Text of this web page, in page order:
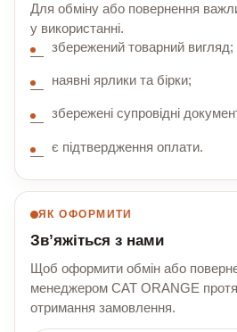
Для обміну або повернення
у використанні.
збережений товарний вигляд;
наявні ярлики та бірки;
збережені супровідні
є підтвердження оплати.
ЯК ОФОРМИТИ
Зв’яжіться з нами
Щоб оформити обмін або
менеджером CAT ORANGE
отримання замовлення.